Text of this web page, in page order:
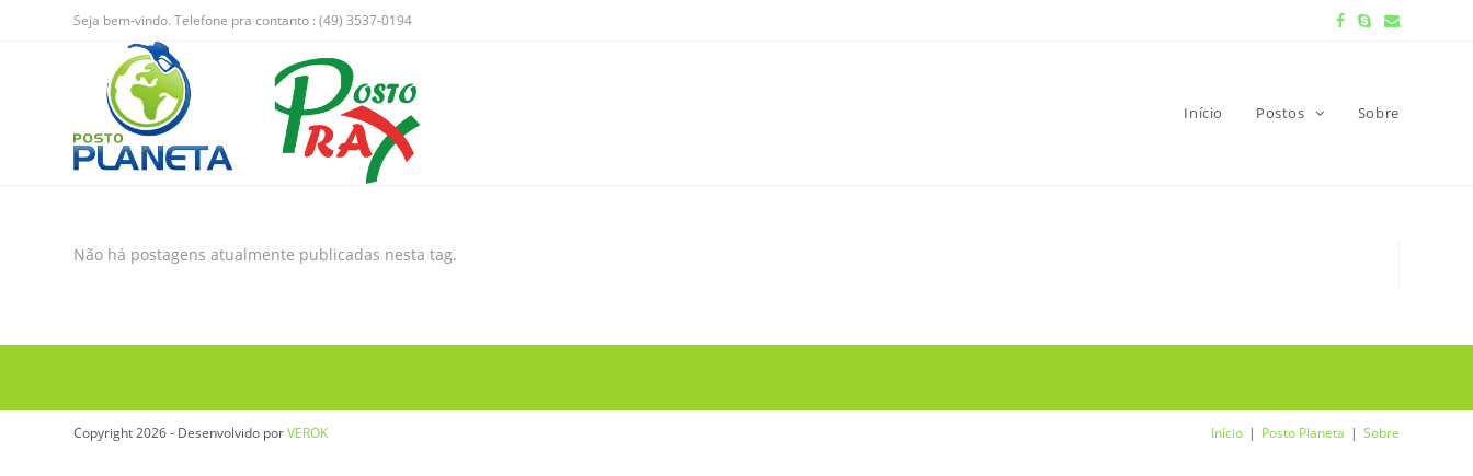
Seja bem-vindo. Telefone pra contanto : (49) 3537-0194
Início Postos Sobre
Não há postagens atualmente publicadas nesta tag.
Início Posto Planeta Sobre
Copyright 2026 - Desenvolvido porVEROK